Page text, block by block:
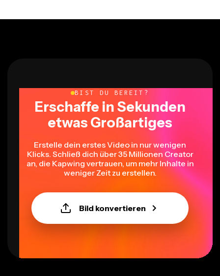
BIST DU BEREIT?
Erschaffe in Sekunden
etwas Großartiges
Erstelle dein erstes Video in nur wenigen
Klicks. Schließ dich über 35 Millionen Creator
an, die Kapwing vertrauen, um mehr Inhalte in
weniger Zeit zu erstellen.
Bild konvertieren